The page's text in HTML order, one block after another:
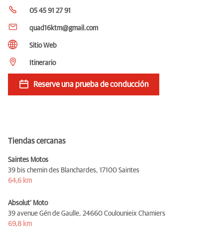
05 45 91 27 91
quad16ktm@gmail.com
Sitio Web
Itinerario
Reserve una prueba de conducción
Tiendas cercanas
Saintes Motos
39 bis chemin des Blanchardes, 17100 Saintes
64,6 km
Absolut' Moto
39 avenue Gén de Gaulle, 24660 Coulounieix Chamiers
69,8 km